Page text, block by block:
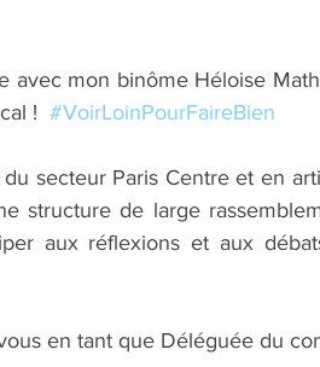
avec mon binôme Héloise
! #VoirLoinPourFaireBien
secteur Paris Centre et en
structure de large
aux réflexions et aux
en tant que Déléguée du